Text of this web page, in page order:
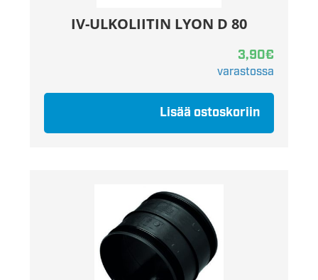
IV-ULKOLIITIN LYON D 80
3,90€
varastossa
Lisää ostoskoriin